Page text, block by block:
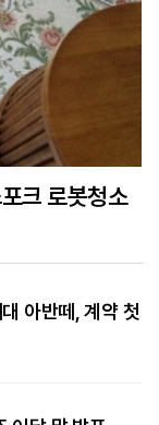
크 로봇청소
아반떼, 계약 첫